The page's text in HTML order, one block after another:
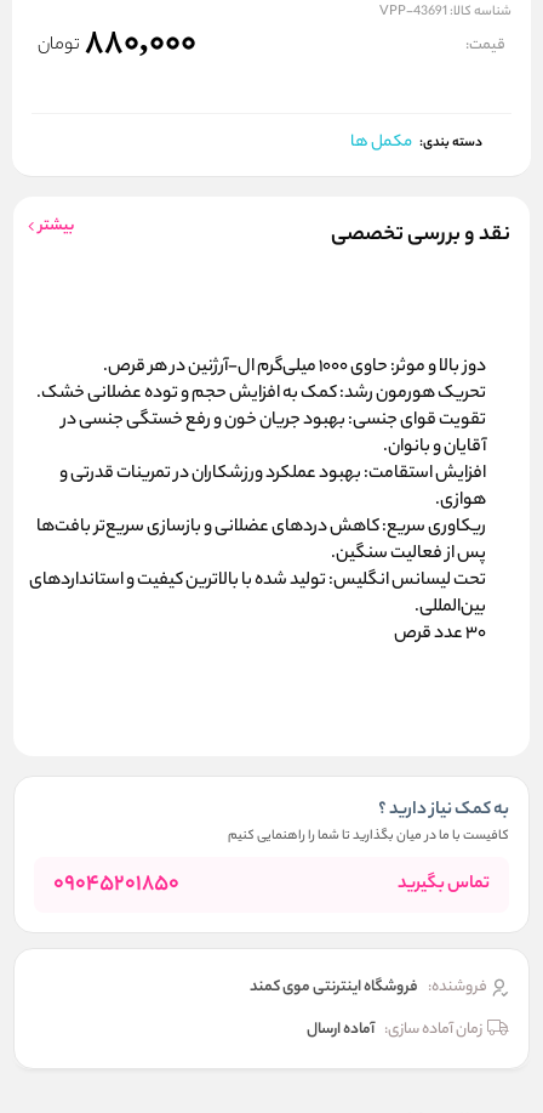
شناسه کالا: VPP-43691
قیمت: 880,000 تومان
دسته بندی: مکمل ها
نقد و بررسی تخصصی بیشتر
دوز بالا و موثر:حاوی ۱۰۰۰ میلی‌گرم ال-آرژنین در هر قرص.
تحریک هورمون رشد:کمک به افزایش حجم و توده عضلانی خشک.
تقویت قوای جنسی:بهبود جریان خون و رفع خستگی جنسی در
آقایان و بانوان.
افزایش استقامت:بهبود عملکرد ورزشکاران در تمرینات قدرتی و
هوازی.
ریکاوری سریع:کاهش دردهای عضلانی و بازسازی سریع‌تر بافت‌ها
پس از فعالیت سنگین.
تحت لیسانس انگلیس:تولید شده با بالاترین کیفیت و استانداردهای
بین‌المللی.
۳۰ عدد قرص
به کمک نیاز دارید ؟
کافیست با ما در میان بگذارید تا شما را راهنمایی کنیم
تماس بگیرید 09045201850
فروشنده: فروشگاه اینترنتی موی کمند
زمان آماده سازی: آماده ارسال